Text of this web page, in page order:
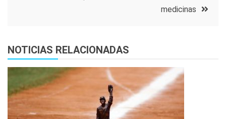
medicinas
NOTICIAS RELACIONADAS